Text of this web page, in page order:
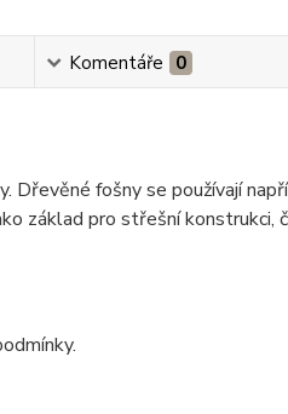
Komentáře 0
Dřevěné fošny se používají
základ pro střešní konstrukci,